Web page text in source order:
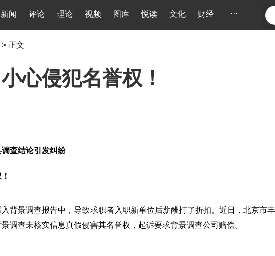
新闻 评论 理论 视频 图库 悦读 文化 财经 ···
> 正文
心侵犯名誉权！
查结论引发纠纷
背景调查报告中，导致求职者入职新单位后薪酬打了折扣。近日，北京市
调查未核实信息真假侵害其名誉权，起诉要求背景调查公司赔偿。